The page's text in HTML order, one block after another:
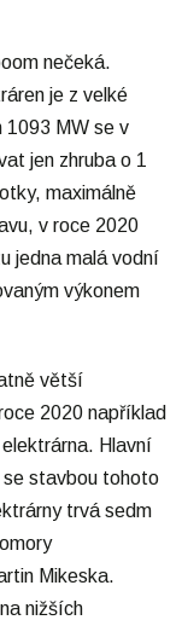
nečeká.
je z velké
1093 MW se v
jen zhruba o 1
maximálně
v roce 2020
jedna malá vodní
výkonem
větší
2020 například
Hlavní
se stavbou tohoto
trvá sedm
Mikeska.
nižších